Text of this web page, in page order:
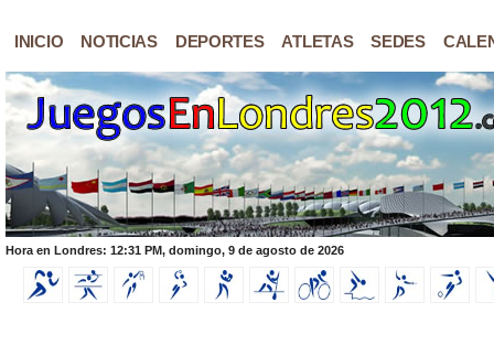
INICIO NOTICIAS DEPORTES ATLETAS SEDES
Hora en Londres: 12:31 PM, domingo, 9 de agosto de 2026